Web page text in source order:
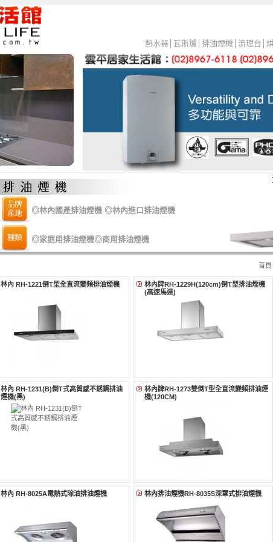
熱水器 瓦斯爐 排油煙機 流理台
◎林內國產排油煙機 ◎林內進口排油煙機
◎家庭用排油煙機◎商用排油煙機
首頁
林內 RH-1221倒T型全直流變頻排油煙機
林內牌RH-1229H(120cm)倒T型排油煙機
(高速馬達)
林內 RH-1231(B)倒T式高質感不銹鋼排油
煙機(黑)
林內牌RH-1273雙倒T型全直流變頻排油煙
機(120CM)
林內 RH-8025A電熱式除油排油煙機 林內排油煙機RH-8035S深罩式排油煙機